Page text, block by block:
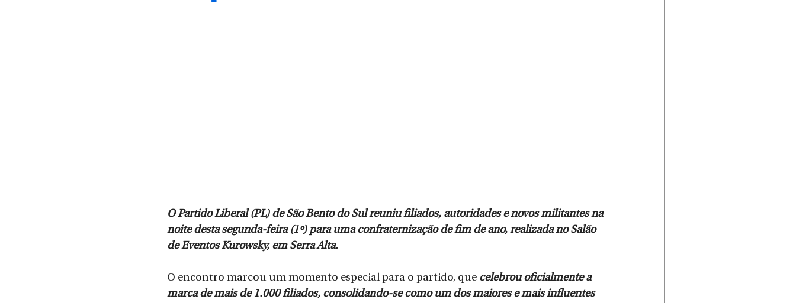
O Partido Liberal (PL) de São Bento do Sul reuniu filiados, autoridades e novos militantes na
noite desta segunda-feira (1º) para uma confraternização de fim de ano, realizada no Salão
de Eventos Kurowsky, em Serra Alta.
O encontro marcou um momento especial para o partido, que celebrou oficialmente a
marca de mais de 1.000 filiados, consolidando-se como um dos maiores e mais influentes